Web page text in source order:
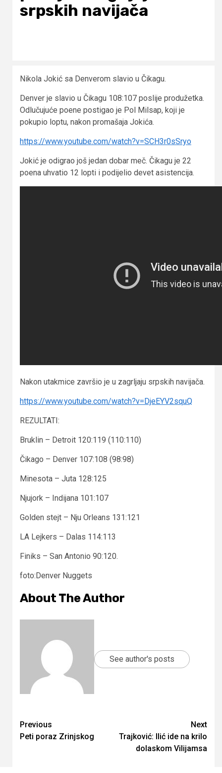
srpskih navijača
Nikola Jokić sa Denverom slavio u Čikagu.
Denver je slavio u Čikagu 108:107 poslije produžetka.
Odlučujuće poene postigao je Pol Milsap, koji je
pokupio loptu, nakon promašaja Jokića.
https://www.youtube.com/watch?v=SCH3r0sSryo
Jokić je odigrao još jedan dobar meč. Čikagu je 22
poena uhvatio 12 lopti i podijelio devet asistencija.
Nakon utakmice završio je u zagrljaju srpskih navijača.
https://www.youtube.com/watch?v=DjeEYV2squQ
REZULTATI:
Bruklin – Detroit 120:119 (110:110)
Čikago – Denver 107:108 (98:98)
Minesota – Juta 128:125
Njujork – Indijana 101:107
Golden stejt – Nju Orleans 131:121
LA Lejkers – Dalas 114:113
Finiks – San Antonio 90:120.
foto:Denver Nuggets
About The Author
See author's posts
Continue
Reading
Previous
Peti poraz Zrinjskog
Next
Trajković: Ilić ide na krilo
dolaskom Vilijamsa